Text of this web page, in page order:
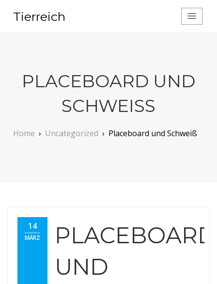
Tierreich
PLACEBOARD UND
SCHWEISS
Home › Uncategorized › Placeboard und Schweiß
14
MÄRZ
PLACEBOARD
UND